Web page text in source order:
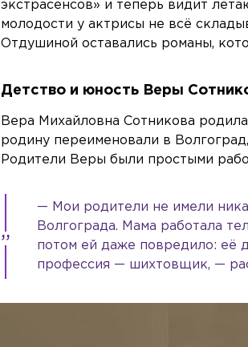
экстрасенсов» и теперь видит
молодости у актрисы не всё
Отдушиной оставались романы,
Детство и юность Веры
Вера Михайловна Сотникова
родину переименовали в
Родители Веры были простыми
— Мои родители не имели
Волгограда. Мама работала
потом ей даже повредило: её
профессия — шихтовщик, —